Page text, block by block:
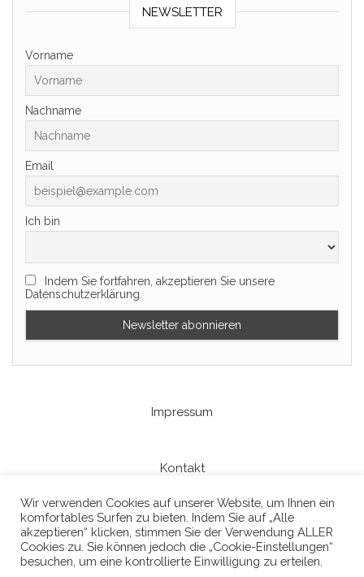
NEWSLETTER
Vorname
Nachname
Email
Ich bin
Indem Sie fortfahren, akzeptieren Sie unsere
Datenschutzerklärung.
Impressum
Kontakt
Datenschutzerklaerung
Wir verwenden Cookies auf unserer Website, um Ihnen ein
komfortables Surfen zu bieten. Indem Sie auf „Alle
akzeptieren“ klicken, stimmen Sie der Verwendung ALLER
Cookies zu. Sie können jedoch die „Cookie-Einstellungen“
besuchen, um eine kontrollierte Einwilligung zu erteilen.